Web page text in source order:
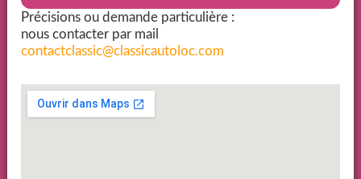
Précisions ou demande particulière :
nous contacter par mail
contactclassic@classicautoloc.com